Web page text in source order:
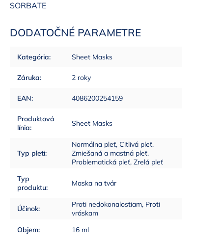
SORBATE
DODATOČNÉ PARAMETRE
Kategória: Sheet Masks
Záruka: 2 roky
EAN: 4086200254159
Produktová
línia: Sheet Masks
Typ pleti:
Normálna pleť, Citlivá pleť,
Zmiešaná a mastná pleť,
Problematická pleť, Zrelá pleť
Typ
produktu: Maska na tvár
Účinok:
Proti nedokonalostiam, Proti
vráskam
Objem: 16 ml